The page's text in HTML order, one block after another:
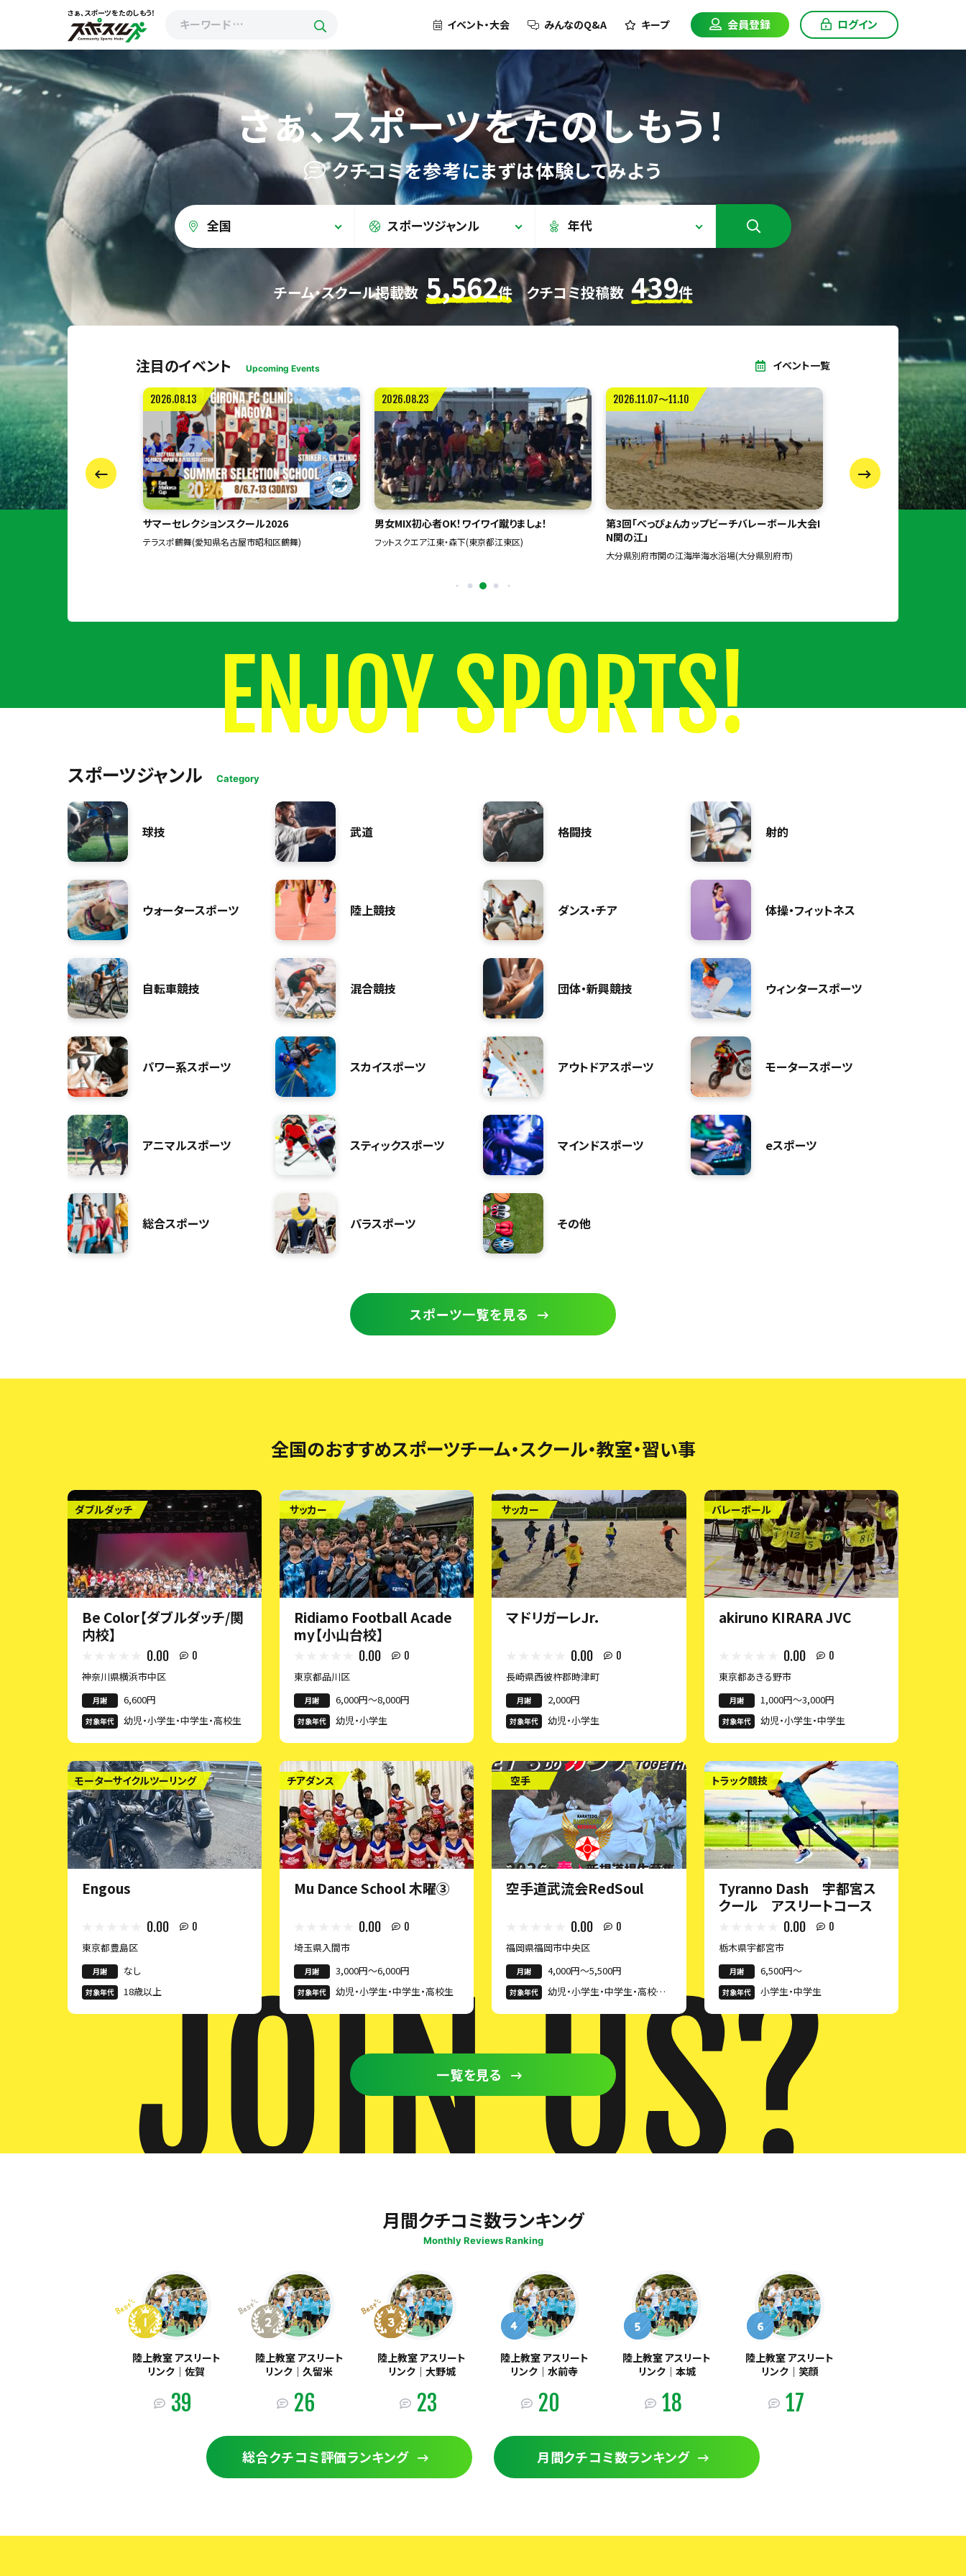
さぁ、スポーツをたのしもう！
イベント・大会 みんなのQ&A キープ 会員登録 ログイン
さぁ、スポーツをたのしもう！
クチコミを参考にまずは体験してみよう
全国 スポーツジャンル 年代
チーム・スクール掲載数 5,562件 クチコミ投稿数 439件
注目のイベント Upcoming Events イベント一覧
2026.08.23
男女MIX初心者OK！ワイワイ蹴りましょ！
フットスクエア江東・森下(東京都江東区)
2026.11.07〜11.10
第3回「べっぴょんカップビーチバレーボール大会I
N関の江」
2027.01.24
スーパーチャレンジカップ2027未之章十二支王座
全九州空手道大会
福岡市総合体育館照葉積水ハウスアリーナ(福岡県福岡市
ENJOY SPORTS!
スポーツジャンル Category
球技 武道 格闘技 射的
ウォータースポーツ 陸上競技 ダンス・チア 体操・フィットネス
自転車競技 混合競技 団体・新興競技 ウィンタースポーツ
パワー系スポーツ スカイスポーツ アウトドアスポーツ モータースポーツ
アニマルスポーツ スティックスポーツ マインドスポーツ eスポーツ
総合スポーツ パラスポーツ その他
スポーツ一覧を見る
全国のおすすめスポーツチーム・スクール・教室・習い事
ダブルダッチ
Be Color【ダブルダッチ/関
内校】
0.00 0
神奈川県横浜市中区
月謝 6,600円
対象年代 幼児・小学生・中学生・高校生
サッカー
Ridiamo Football Acade
my【小山台校】
0.00 0
東京都品川区
月謝 6,000円〜8,000円
対象年代 幼児・小学生
サッカー
マドリガーレJr．
0.00 0
長崎県西彼杵郡時津町
月謝 2,000円
対象年代 幼児・小学生
バレーボール
akiruno KIRARA JVC
0.00 0
東京都あきる野市
月謝 1,000円〜3,000円
対象年代 幼児・小学生・中学生
モーターサイクルツーリング
Engous
0.00 0
東京都豊島区
月謝 なし
対象年代 18歳以上
チアダンス
Mu Dance School 木曜③
0.00 0
埼玉県入間市
月謝 3,000円〜6,000円
対象年代 幼児・小学生・中学生・高校生
空手
空手道武流会RedSoul
0.00 0
福岡県福岡市中央区
月謝 4,000円〜5,500円
対象年代
幼児・小学生・中学生・高校生・
0歳以上・40歳以上・50歳以
トラック競技
Tyranno Dash 宇都宮ス
クール アスリートコース
0.00 0
栃木県宇都宮市
月謝 6,500円〜
対象年代 小学生・中学生
一覧を見る
JOIN US?
月間クチコミ数ランキング
Monthly Reviews Ranking
陸上教室 アスリート
リンク｜​佐賀
39
陸上教室 アスリート
リンク｜久留米
26
陸上教室 アスリート
リンク｜​大野城
23
陸上教室 アスリート
リンク｜水前寺
20
陸上教室 アスリート
リンク｜​本城
18
陸上教室 アスリート
リンク｜​笑顔
17
総合クチコミ評価ランキング 月間クチコミ数ランキング